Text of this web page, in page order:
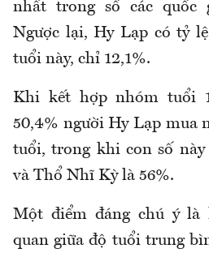
nhất trong số các quốc
Ngược lại, Hy Lạp có tỷ
tuổi này, chỉ 12,1%.
Khi kết hợp nhóm tuổi
50,4% người Hy Lạp mua
tuổi, trong khi con số này
và Thổ Nhĩ Kỳ là 56%.
Một điểm đáng chú ý là
quan giữa độ tuổi trung